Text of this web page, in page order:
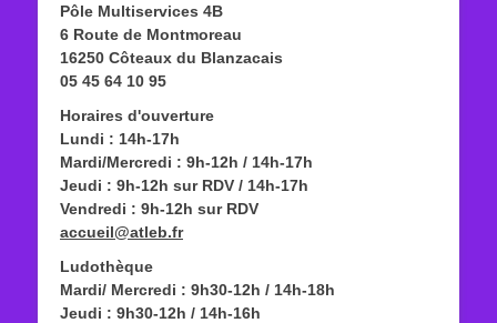
Pôle Multiservices 4B
6 Route de Montmoreau
16250 Côteaux du Blanzacais
05 45 64 10 95
Horaires d'ouverture
Lundi : 14h-17h
Mardi/Mercredi : 9h-12h / 14h-17h
Jeudi : 9h-12h sur RDV / 14h-17h
Vendredi : 9h-12h sur RDV
accueil@atleb.fr
Ludothèque
Mardi/ Mercredi : 9h30-12h / 14h-18h
Jeudi : 9h30-12h / 14h-16h